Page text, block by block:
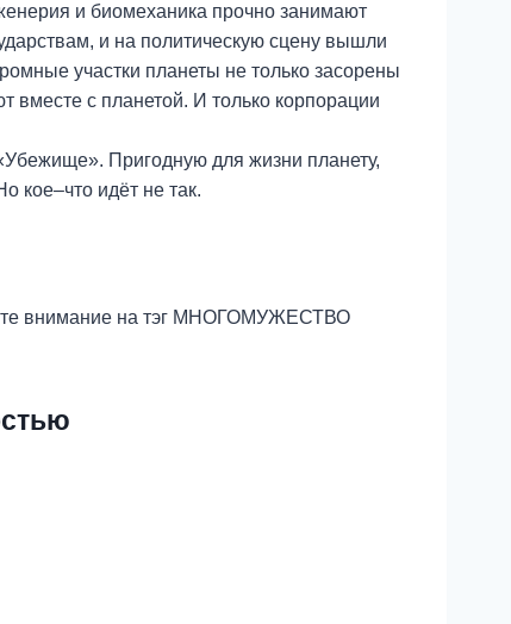
и биомеханика прочно занимают
и на политическую сцену вышли
участки планеты не только засорены
с планетой. И только корпорации
Пригодную для жизни планету,
кое–что идёт не так.
внимание на тэг МНОГОМУЖЕСТВО